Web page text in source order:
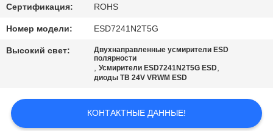
СВЯЖИТЕСЬ
С
НОВОСТИ
Сертификация: ROHS
Номер модели: ESD7241N2T5G
Высокий свет:
Двухнаправленные усмирители ESD
полярности
,Усмирители ESD7241N2T5G ESD,
диоды ТВ 24V VRWM ESD
КОНТАКТНЫЕ ДАННЫЕ!